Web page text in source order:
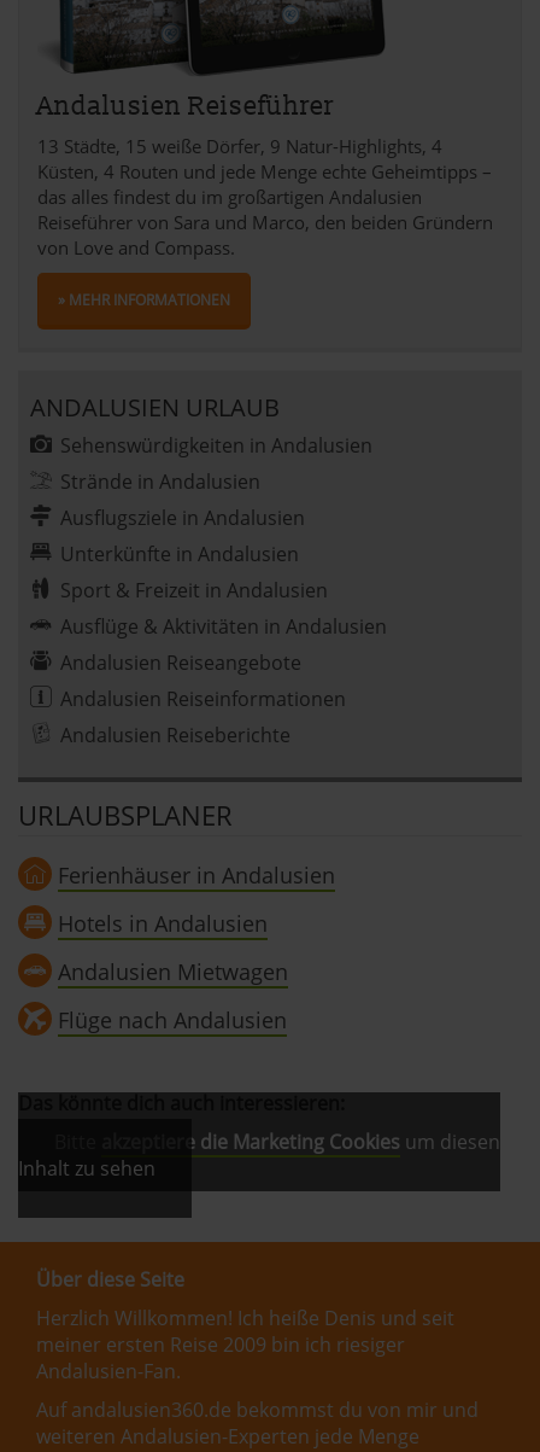
Andalusien Reiseführer
13 Städte, 15 weiße Dörfer, 9 Natur-Highlights, 4
Küsten, 4 Routen und jede Menge echte Geheimtipps –
das alles findest du im großartigen Andalusien
Reiseführer von Sara und Marco, den beiden Gründern
von Love and Compass.
» MEHR INFORMATIONEN
ANDALUSIEN URLAUB
Sehenswürdigkeiten in Andalusien
Strände in Andalusien
Ausflugsziele in Andalusien
Unterkünfte in Andalusien
Sport & Freizeit in Andalusien
Ausflüge & Aktivitäten in Andalusien
Andalusien Reiseangebote
Andalusien Reiseinformationen
Andalusien Reiseberichte
URLAUBSPLANER
Ferienhäuser in Andalusien
Hotels in Andalusien
Andalusien Mietwagen
Flüge nach Andalusien
akzeptiere die Marketing Cookies um diesen
Inhalt zu sehen
Über diese Seite
Herzlich Willkommen! Ich heiße Denis und seit
meiner ersten Reise 2009 bin ich riesiger
Andalusien-Fan.
Auf andalusien360.de bekommst du von mir und
weiteren Andalusien-Experten jede Menge